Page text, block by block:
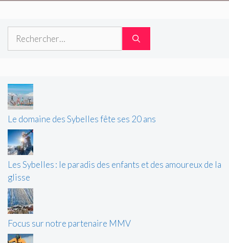
Le domaine des Sybelles fête ses 20 ans
Les Sybelles : le paradis des enfants et des amoureux de la
glisse
Focus sur notre partenaire MMV